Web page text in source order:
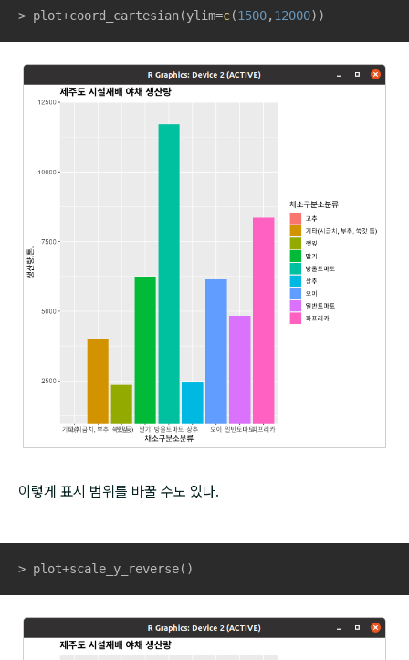
> plot+coord_cartesian(ylim=c(1500, 12000))
이렇게 표시 범위를 바꿀 수도 있다.
> plot+scale_y_reverse()